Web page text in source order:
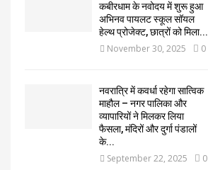
कबीरधाम के नवोदय में शुरू हुआ
अभिनव पायलट स्कूल सॉयल
हेल्थ प्रोजेक्ट, छात्रों को मिला...
November 30, 2025 0
नवरात्रि में कवर्धा रहेगा सात्विक
माहौल – नगर पालिका और
व्यापारियों ने मिलकर लिया
फैसला, मंदिरों और दुर्गा पंडालों
के...
September 22, 2025 0